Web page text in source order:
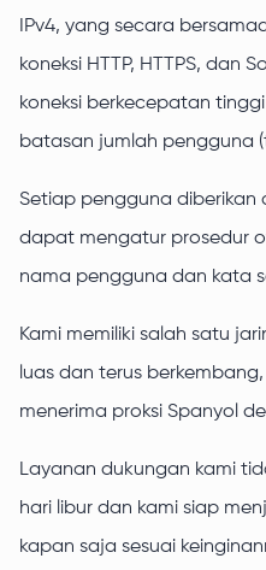
IPv4, yang secara
koneksi HTTP, HTTPS, dan
koneksi berkecepatan
batasan jumlah pengguna
Setiap pengguna diberikan
dapat mengatur prosedur
nama pengguna dan kata
Kami memiliki salah satu
luas dan terus
menerima proksi Spanyol
Layanan dukungan kami
hari libur dan kami siap
kapan saja sesuai